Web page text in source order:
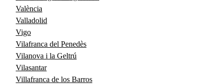
València
Valladolid
Vigo
Vilafranca del Penedès
Vilanova i la Geltrú
Vilasantar
Villafranca de los Barros